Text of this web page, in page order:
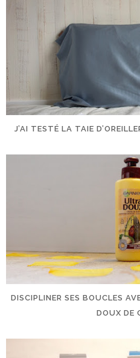
J’AI TESTÉ LA TAIE
DISCIPLINER SES BOUCLES
DOUX DE